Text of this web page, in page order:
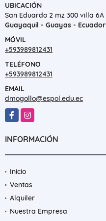
UBICACIÓN
San Eduardo 2 mz 300 villa 6A
Guayaquil - Guayas - Ecuador
MÓVIL
+593989812431
TELÉFONO
+593989812431
EMAIL
dmogollo@espol.edu.ec
FacebookInstagram
INFORMACIÓN
Inicio
Ventas
Alquiler
Nuestra Empresa